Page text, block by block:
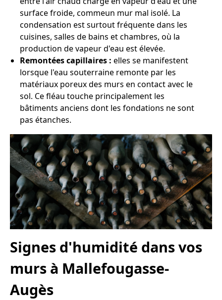
surface froide, commeun mur mal isolé. La
condensation est surtout fréquente dans les
cuisines, salles de bains et chambres, où la
production de vapeur d'eau est élevée.
Remontées capillaires : elles se manifestent
lorsque l'eau souterraine remonte par les
matériaux poreux des murs en contact avec le
sol. Ce fléau touche principalement les
bâtiments anciens dont les fondations ne sont
pas étanches.
Signes d'humidité dans vos
murs à Mallefougasse-
Augès